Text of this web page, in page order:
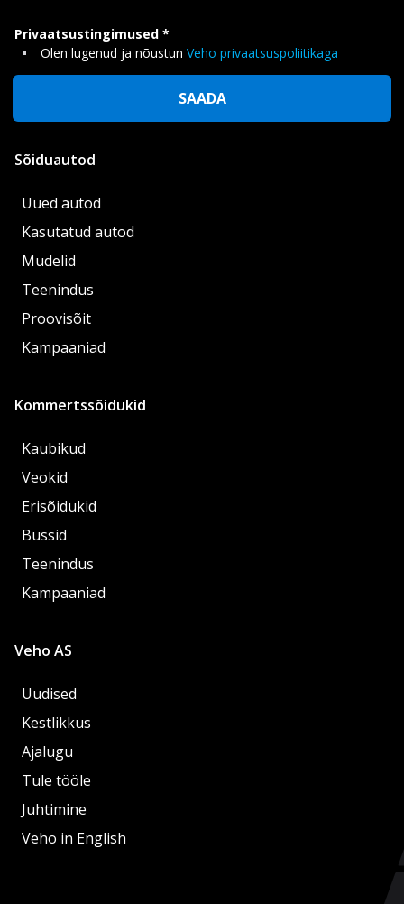
Privaatsustingimused
Olen lugenud ja nõustun Veho privaatsuspoliitikaga
SAADA
Sõiduautod
Uued autod
Kasutatud autod
Mudelid
Teenindus
Proovisõit
Kampaaniad
Kommertssõidukid
Kaubikud
Veokid
Erisõidukid
Bussid
Teenindus
Kampaaniad
Veho AS
Uudised
Kestlikkus
Ajalugu
Tule tööle
Juhtimine
Veho in English